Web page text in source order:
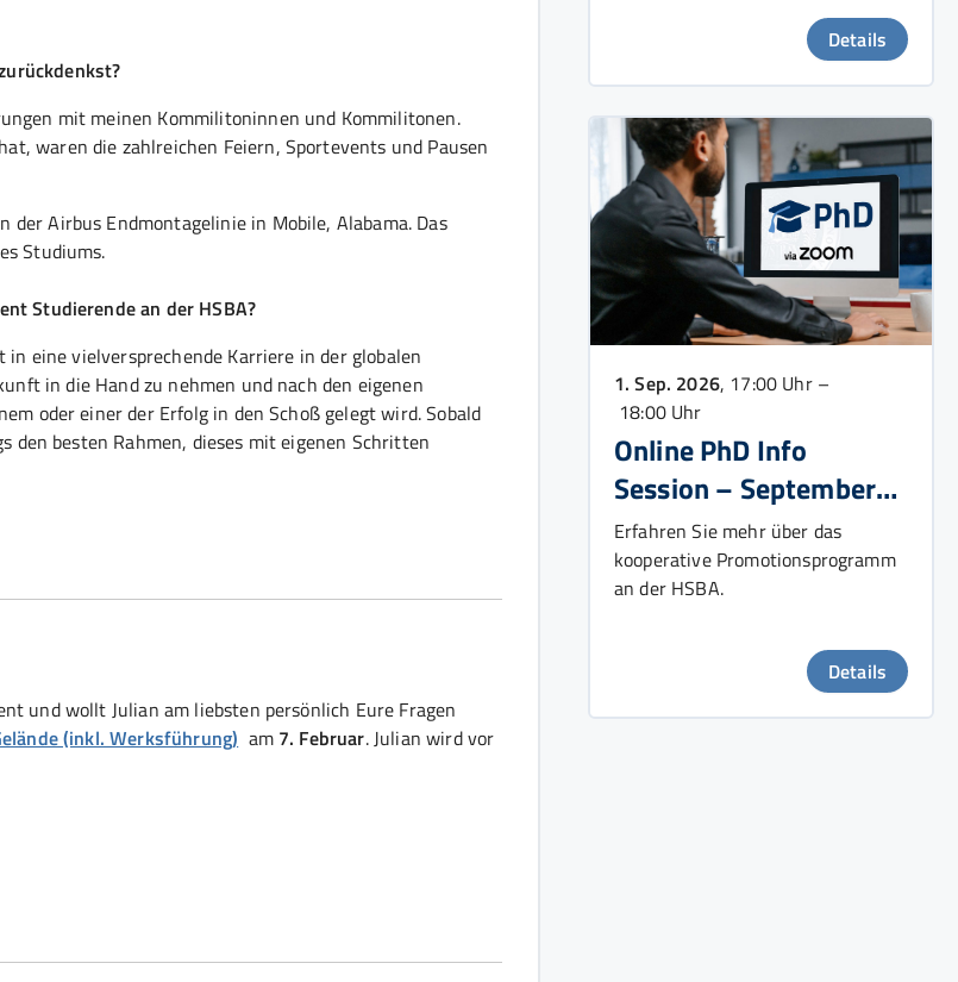
mit meinen Kommilitoninnen und Kommilitonen.
waren die zahlreichen Feiern, Sportevents und Pausen
Airbus Endmontagelinie in Mobile, Alabama. Das
Studiums.
Studierende an der HSBA?
eine vielversprechende Karriere in der globalen
in die Hand zu nehmen und nach den eigenen
oder einer der Erfolg in den Schoß gelegt wird. Sobald
den besten Rahmen, dieses mit eigenen Schritten
und wollt Julian am liebsten persönlich Eure Fragen
(inkl. Werksführung) am7. Februar. Julian wird vor
Details
1. Sep. 2026, 17:00 Uhr –
18:00 Uhr
Online PhD Info
Session – September
2026
Erfahren Sie mehr über das
kooperative Promotionsprogramm
an der HSBA.
Details